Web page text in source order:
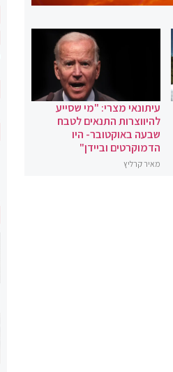
עיתונאי מצרי: "מי שסייע
להיווצרות התנאים לטבח
שבעה באוקטובר- היו
הדמוקרטים וביידן"
מאיר קרליץ